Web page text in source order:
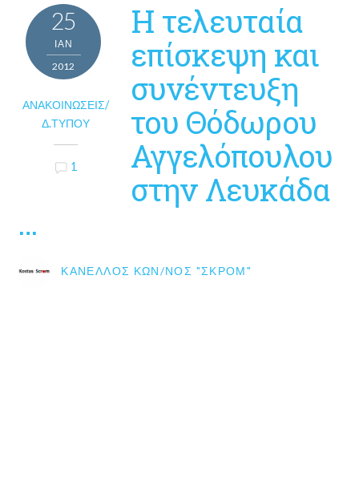
25
ΙΑΝ
2012
ΑΝΑΚΟΙΝΏΣΕΙΣ/
Δ.ΤΎΠΟΥ
1
H τελευταία
επίσκεψη και
συνέντευξη
του Θόδωρου
Αγγελόπουλου
στην Λευκάδα
…
ΚΑΝΈΛΛΟΣ ΚΩΝ/ΝΟΣ "ΣΚΡΟΜ"